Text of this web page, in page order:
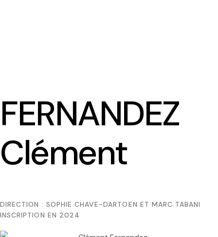
FERNANDEZ
Clément
DIRECTION : SOPHIE CHAVE-DARTOEN ET MARC TABANI
INSCRIPTION EN 2024